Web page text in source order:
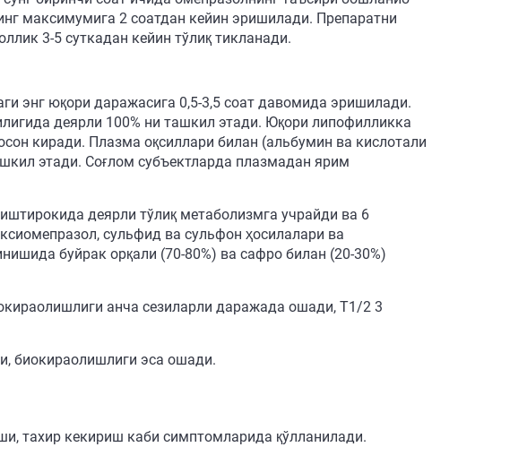
максимумига 2 соатдан кейин эришилади. Препаратни
3-5 суткадан кейин тўлиқ тикланади.
энг юқори даражасига 0,5-3,5 соат давомида эришилади.
деярли 100% ни ташкил этади. Юқори липофилликка
киради. Плазма оқсиллари билан (альбумин ва кислотали
этади. Соғлом субъектларда плазмадан ярим
деярли тўлиқ метаболизмга учрайди ва 6
сульфид ва сульфон ҳосилалари ва
буйрак орқали (70-80%) ва сафро билан (20-30%)
анча сезиларли даражада ошади, Т1/2 3
биокираолишлиги эса ошади.
тахир кекириш каби симптомларида қўлланилади.